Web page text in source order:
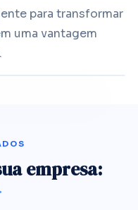
para transformar
uma vantagem
empresa: